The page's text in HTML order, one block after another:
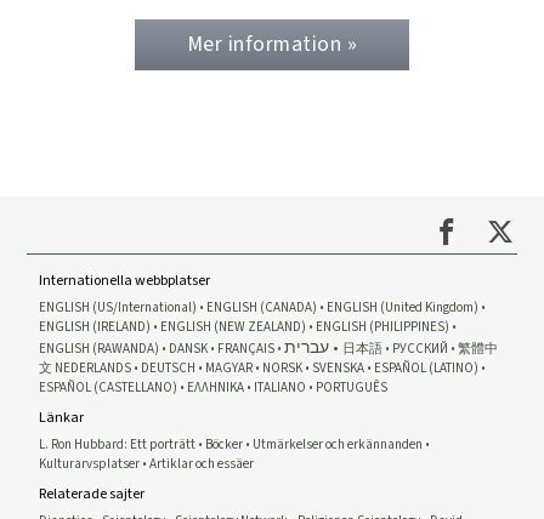
Mer information »
Internationella webbplatser
ENGLISH (US/International) ENGLISH (CANADA)
ENGLISH (United Kingdom)
ENGLISH (IRELAND)
ENGLISH (NEW ZEALAND)
ENGLISH (PHILIPPINES)
ENGLISH (RAWANDA)
DANSK FRANÇAIS עברית 日本語 РУССКИЙ
繁體中
文 NEDERLANDS DEUTSCH MAGYAR NORSK SVENSKA ESPAÑOL (LATINO)
ESPAÑOL (CASTELLANO)
ΕΛΛΗΝΙΚA ITALIANO PORTUGUÊS
Länkar
L. Ron Hubbard: Ett porträtt Böcker Utmärkelser och erkännanden
Kulturarvsplatser Artiklar och essäer
Relaterade sajter